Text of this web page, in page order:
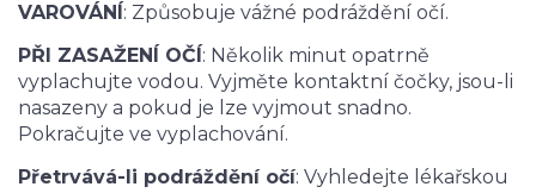
VAROVÁNÍ : Způsobuje vážné podráždění očí.
PŘI ZASAŽENÍ OČÍ : Několik minut opatrně
vyplachujte vodou. Vyjměte kontaktní čočky, jsou-li
nasazeny a pokud je lze vyjmout snadno.
Pokračujte ve vyplachování.
Přetrvává-li podráždění očí: Vyhledejte lékařskou